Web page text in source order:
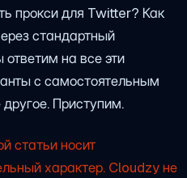
прокси для Twitter? Как
стандартный
на все эти
с самостоятельным
Приступим.
статьи носит
характер. Cloudzy не